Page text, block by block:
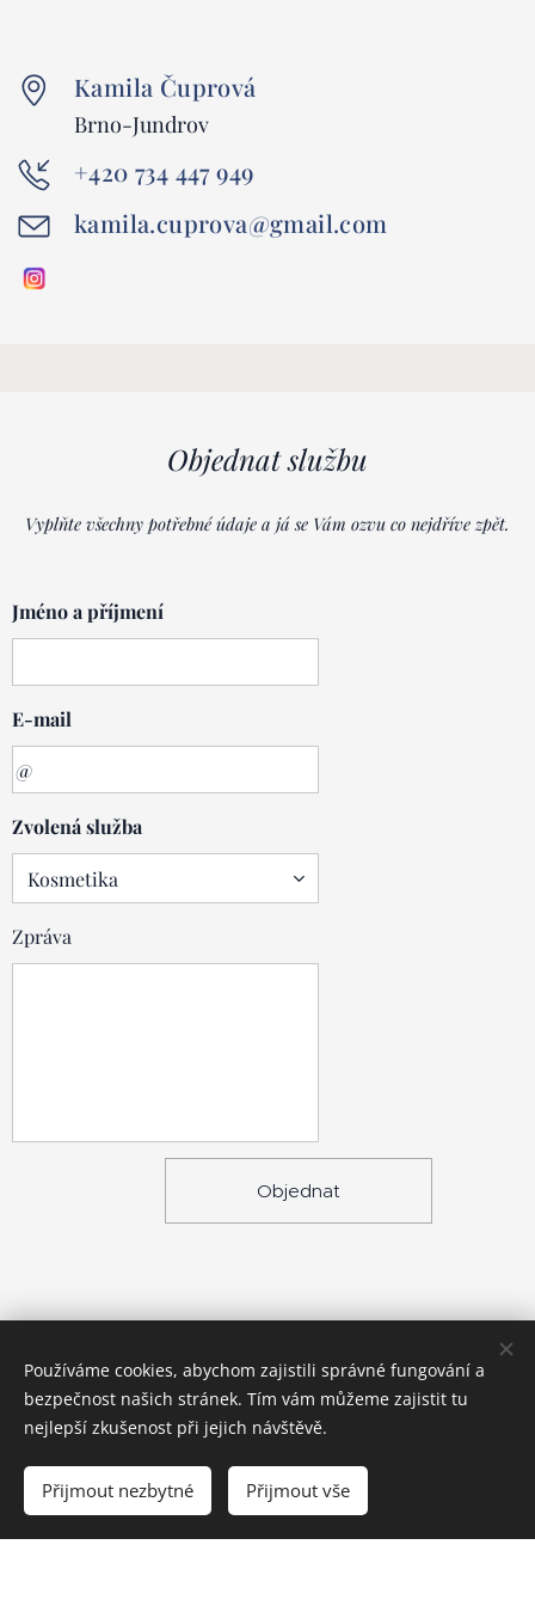
Kamila Čuprová
Brno-Jundrov
+420 734 447 949
kamila.cuprova@gmail.com
Objednat službu
Vyplňte všechny potřebné údaje a já se Vám ozvu co nejdříve zpět.
Jméno a příjmení
E-mail
Zvolená služba
Zpráva
Objednat
© 2023 Všechna práva vyhrazena
Vytvořeno službou
Cookies
Vytvořte si webové stránky zdarma!
Používáme cookies, abychom zajistili správné fungování a
bezpečnost našich stránek. Tím vám můžeme zajistit tu
nejlepší zkušenost při jejich návštěvě.
Přijmout nezbytné Přijmout vše